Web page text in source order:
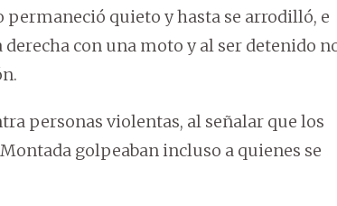
permaneció quieto y hasta se arrodilló, e
con una moto y al ser detenido
personas violentas, al señalar que los
golpeaban incluso a quienes se